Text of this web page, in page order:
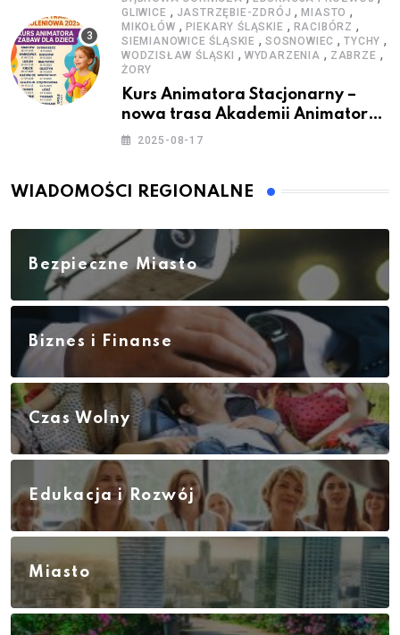
GLIWICE , JASTRZĘBIE-ZDRÓJ ,MIASTO ,
MIKOŁÓW , PIEKARY ŚLĄSKIE , RACIBÓRZ ,
SIEMIANOWICE ŚLĄSKIE ,SOSNOWIEC ,TYCHY ,
WODZISŁAW ŚLĄSKI , WYDARZENIA , ZABRZE ,
ŻORY
Kurs Animatora Stacjonarny –
nowa trasa Akademii Animatora
– jesień 2025
2025-08-17
WIADOMOŚCI REGIONALNE
Bezpieczne Miasto
Biznes i Finanse
Czas Wolny
Edukacja i Rozwój
Miasto